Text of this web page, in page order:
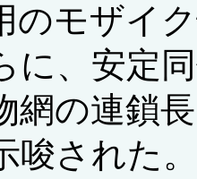
のモザイ
に、安定
網の連鎖
唆された